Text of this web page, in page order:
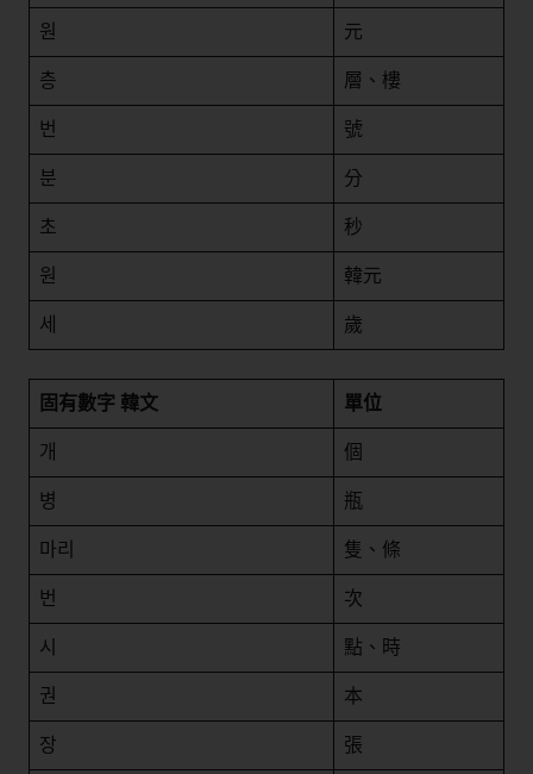
원 元
층 層、樓
번 號
분 分
초 秒
원 韓元
세 歲
固有數字 韓文 單位
개 個
병 瓶
마리 隻、條
번 次
시 點、時
권 本
장 張